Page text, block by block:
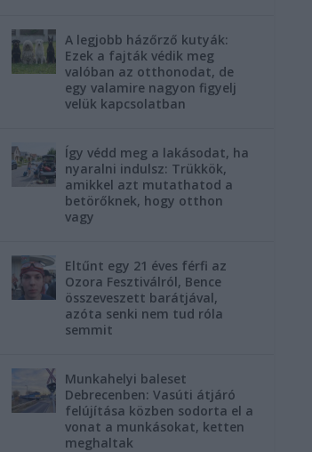
A legjobb házőrző kutyák:
Ezek a fajták védik meg
valóban az otthonodat, de
egy valamire nagyon figyelj
velük kapcsolatban
Így védd meg a lakásodat, ha
nyaralni indulsz: Trükkök,
amikkel azt mutathatod a
betörőknek, hogy otthon
vagy
Eltűnt egy 21 éves férfi az
Ozora Fesztiválról, Bence
összeveszett barátjával,
azóta senki nem tud róla
semmit
Munkahelyi baleset
Debrecenben: Vasúti átjáró
felújítása közben sodorta el a
vonat a munkásokat, ketten
meghaltak